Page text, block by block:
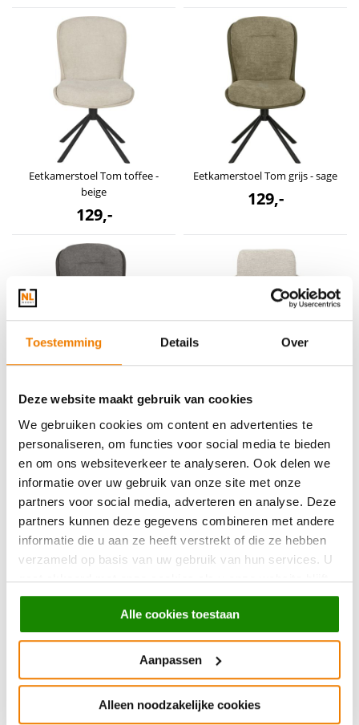
Toestemming Details Over
Deze website maakt gebruik van cookies
We gebruiken cookies om content en advertenties te
personaliseren, om functies voor social media te bieden
en om ons websiteverkeer te analyseren. Ook delen we
informatie over uw gebruik van onze site met onze
partners voor social media, adverteren en analyse. Deze
partners kunnen deze gegevens combineren met andere
informatie die u aan ze heeft verstrekt of die ze hebben
verzameld op basis van uw gebruik van hun services. U
gaat akkoord met onze cookies als u onze website blijft
gebruiken.
Alle cookies toestaan
Aanpassen
Alleen noodzakelijke cookies
Eetkamerstoel Tom toffee -
beige
129,-
Eetkamerstoel Tom grijs - sage
129,-
Eetkamerstoel Tom antraciet
129,-
Eetkamerstoel Romijn natural
189,-
Eetkamerstoel Romijn liver
189,-
Eetkamerstoel Romijn sky
189,-